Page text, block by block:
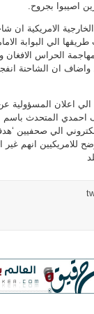
الامريكية ان
الي البوابة
الحراس
واضاف ان الشاحنة
اعلان المسؤولية
احمدي المتحدث باسم
الي صحفيين
للامريكيين انهم